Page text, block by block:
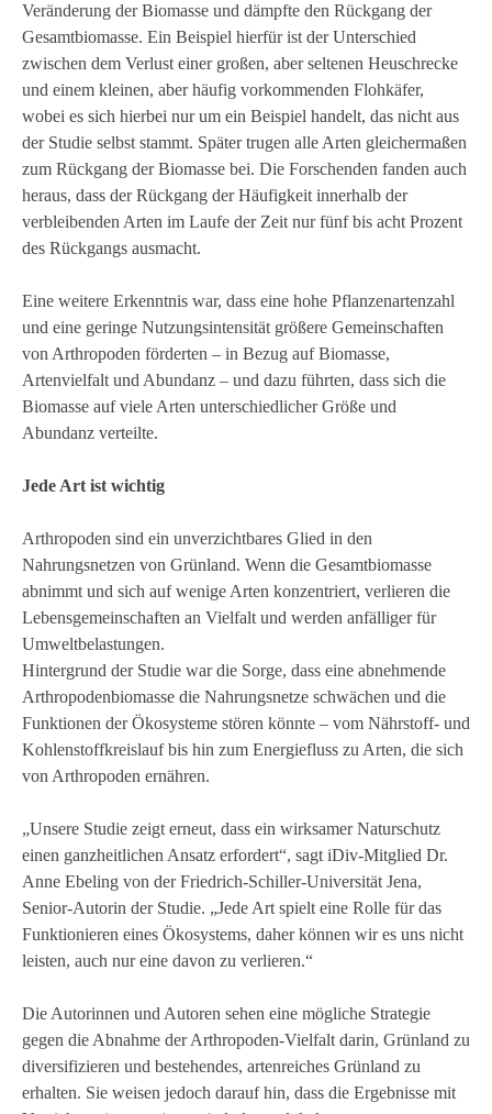
Veränderung der Biomasse und dämpfte den Rückgang der
Gesamtbiomasse. Ein Beispiel hierfür ist der Unterschied
zwischen dem Verlust einer großen, aber seltenen Heuschrecke
und einem kleinen, aber häufig vorkommenden Flohkäfer,
wobei es sich hierbei nur um ein Beispiel handelt, das nicht aus
der Studie selbst stammt. Später trugen alle Arten gleichermaßen
zum Rückgang der Biomasse bei. Die Forschenden fanden auch
heraus, dass der Rückgang der Häufigkeit innerhalb der
verbleibenden Arten im Laufe der Zeit nur fünf bis acht Prozent
des Rückgangs ausmacht.
Eine weitere Erkenntnis war, dass eine hohe Pflanzenartenzahl
und eine geringe Nutzungsintensität größere Gemeinschaften
von Arthropoden förderten – in Bezug auf Biomasse,
Artenvielfalt und Abundanz – und dazu führten, dass sich die
Biomasse auf viele Arten unterschiedlicher Größe und
Abundanz verteilte.
Jede Art ist wichtig
Arthropoden sind ein unverzichtbares Glied in den
Nahrungsnetzen von Grünland. Wenn die Gesamtbiomasse
abnimmt und sich auf wenige Arten konzentriert, verlieren die
Lebensgemeinschaften an Vielfalt und werden anfälliger für
Umweltbelastungen.
Hintergrund der Studie war die Sorge, dass eine abnehmende
Arthropodenbiomasse die Nahrungsnetze schwächen und die
Funktionen der Ökosysteme stören könnte – vom Nährstoff- und
Kohlenstoffkreislauf bis hin zum Energiefluss zu Arten, die sich
von Arthropoden ernähren.
„Unsere Studie zeigt erneut, dass ein wirksamer Naturschutz
einen ganzheitlichen Ansatz erfordert“, sagt iDiv-Mitglied Dr.
Anne Ebeling von der Friedrich-Schiller-Universität Jena,
Senior-Autorin der Studie. „Jede Art spielt eine Rolle für das
Funktionieren eines Ökosystems, daher können wir es uns nicht
leisten, auch nur eine davon zu verlieren.“
Die Autorinnen und Autoren sehen eine mögliche Strategie
gegen die Abnahme der Arthropoden-Vielfalt darin, Grünland zu
diversifizieren und bestehendes, artenreiches Grünland zu
erhalten. Sie weisen jedoch darauf hin, dass die Ergebnisse mit